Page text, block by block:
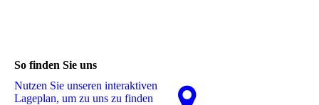
So finden Sie uns
Nutzen Sie unseren interaktiven
La­ge­plan, um zu uns zu finden